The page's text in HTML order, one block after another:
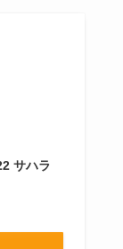
サハラ